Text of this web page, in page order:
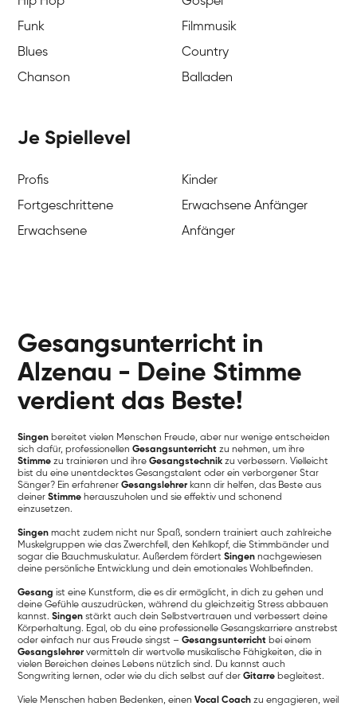
Funk
Filmmusik
Blues
Country
Chanson
Balladen
Je Spiellevel
Profis
Kinder
Fortgeschrittene
Erwachsene Anfänger
Erwachsene
Anfänger
Gesangsunterricht in
Alzenau - Deine Stimme
verdient das Beste!
Singen bereitet vielen Menschen Freude, aber nur wenige entscheiden
sich dafür, professionellenGesangsunterricht zu nehmen, um ihre
Stimme zu trainieren und ihreGesangstechnik zu verbessern. Vielleicht
bist du eine unentdecktes Gesangstalent oder ein verborgener Star
Sänger? Ein erfahrenerGesangslehrer kann dir helfen, das Beste aus
deinerStimme herauszuholen und sie effektiv und schonend
einzusetzen.
Singen macht zudem nicht nur Spaß, sondern trainiert auch zahlreiche
Muskelgruppen wie das Zwerchfell, den Kehlkopf, die Stimmbänder und
sogar die Bauchmuskulatur. Außerdem fördertSingen nachgewiesen
deine persönliche Entwicklung und dein emotionales Wohlbefinden.
Gesang ist eine Kunstform, die es dir ermöglicht, in dich zu gehen und
deine Gefühle auszudrücken, während du gleichzeitig Stress abbauen
kannst.Singen stärkt auch dein Selbstvertrauen und verbessert deine
Körperhaltung. Egal, ob du eine professionelle Gesangskarriere anstrebst
oder einfach nur aus Freude singst –Gesangsunterricht bei einem
Gesangslehrer vermitteln dir wertvolle musikalische Fähigkeiten, die in
vielen Bereichen deines Lebens nützlich sind. Du kannst auch
Songwriting lernen, oder wie du dich selbst auf derGitarre begleitest.
Viele Menschen haben Bedenken, einenVocal Coach zu engagieren, weil